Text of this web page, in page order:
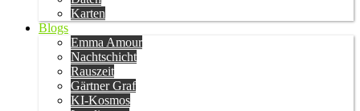
Karten
Blogs
Emma Amour
Nachtschicht
Rauszeit
Gärtner Graf
KI-Kosmos